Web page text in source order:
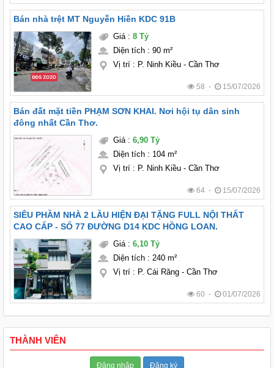
Bán nhà trệt MT Nguyễn Hiền KDC 91B
Giá: 8 Tỷ
Diện tích: 90 m²
Vị trí: P. Ninh Kiều - Cần Thơ
58 - 15/07/2026
Bán đất mặt tiền PHẠM SƠN KHAI. Nơi hội tụ dân sinh
đông nhất Cần Thơ.
Giá: 6,90 Tỷ
Diện tích: 104 m²
Vị trí: P. Ninh Kiều - Cần Thơ
64 - 15/07/2026
SIÊU PHẦM NHÀ 2 LẦU HIỆN ĐẠI TẶNG FULL NỘI THẤT
CAO CẤP - SỐ 77 ĐƯỜNG D14 KDC HỒNG LOAN.
Giá: 6,10 Tỷ
Diện tích: 240 m²
Vị trí: P. Cái Răng - Cần Thơ
60 - 01/07/2026
THÀNH VIÊN
Đăng nhập Đăng ký